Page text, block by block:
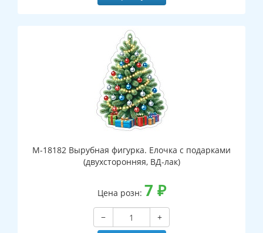
М-18182 Вырубная фигурка. Елочка с подарками
(двухсторонняя, ВД-лак)
Цена розн: 7 ₽
−
+